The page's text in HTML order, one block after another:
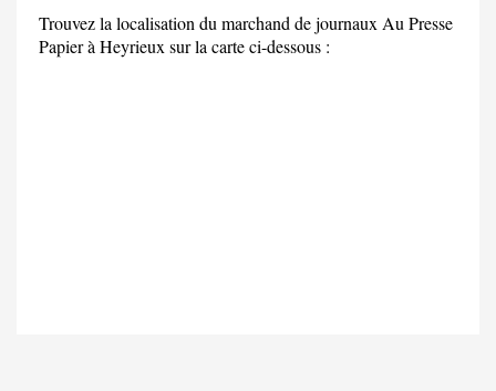
Trouvez la localisation du marchand de journaux Au Presse
Papier à Heyrieux sur la carte ci-dessous :